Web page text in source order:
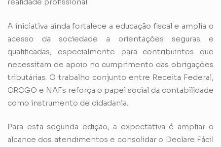
A iniciativa ainda fortalece a educação fiscal e amplia o
acesso da sociedade a orientações seguras e
qualificadas, especialmente para contribuintes que
necessitam de apoio no cumprimento das obrigações
tributárias. O trabalho conjunto entre Receita Federal,
CRCGO e NAFs reforça o papel social da contabilidade
como instrumento de cidadania.
Para esta segunda edição, a expectativa é ampliar o
alcance dos atendimentos e consolidar o Declare Fácil